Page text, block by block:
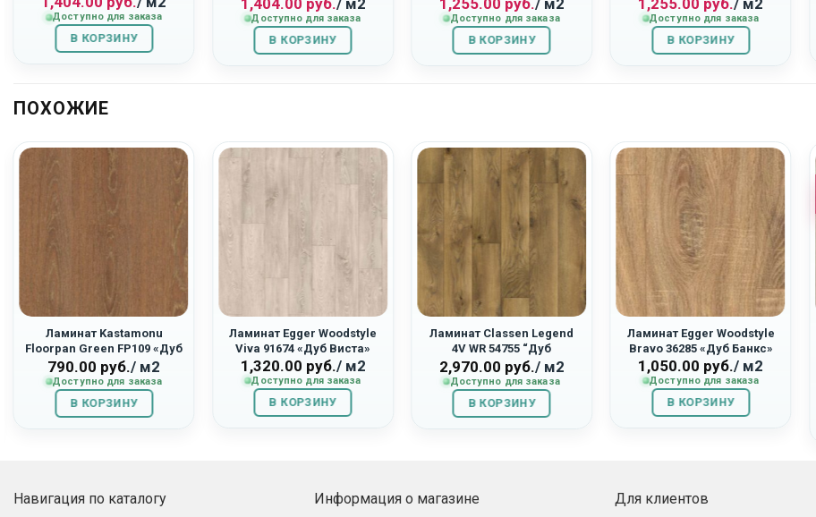
цена
составляла
1,560.00
руб..
цена:
1,404.00
руб..
Доступно для заказа
В КОРЗИНУ
цена
составляла
1,560.00
руб..
цена:
1,404.00
руб..
Доступно для заказа
В КОРЗИНУ
цена
составляла
1,395.00
руб..
цена:
1,255.00
руб..
Доступно для заказа
В КОРЗИНУ
цена
составляла
1,395.00
руб..
цена:
1,255.00
руб..
Доступно для заказа
В КОРЗИНУ
ПОХОЖИЕ
Ламинат Kastamonu
Floorpan Green FP109 «Дуб
Болонья»
790.00 руб./ м2
Доступно для заказа
В КОРЗИНУ
Ламинат Egger Woodstyle
Viva 91674 «Дуб Виста»
1,320.00 руб./ м2
Доступно для заказа
В КОРЗИНУ
Ламинат Classen Legend
4V WR 54755 “Дуб
Эдинбург”
2,970.00 руб./ м2
Доступно для заказа
В КОРЗИНУ
Ламинат Egger Woodstyle
Bravo 36285 «Дуб Банкс»
1,050.00 руб./ м2
Доступно для заказа
В КОРЗИНУ
Навигация по каталогу Информация о магазине Для клиентов